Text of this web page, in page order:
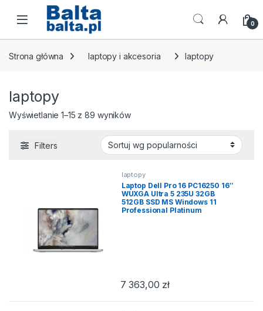
Skip to navigation
Skip to content
Open 0
Strona główna laptopy i akcesoria laptopy
laptopy
Wyświetlanie 1–15 z 89 wynikówPosortowane według popularności
Filters
laptopy
Laptop Dell Pro 16 PC16250 16″
WUXGA Ultra 5 235U 32GB
512GB SSD MS Windows 11
Professional Platinum
7 363,00 zł